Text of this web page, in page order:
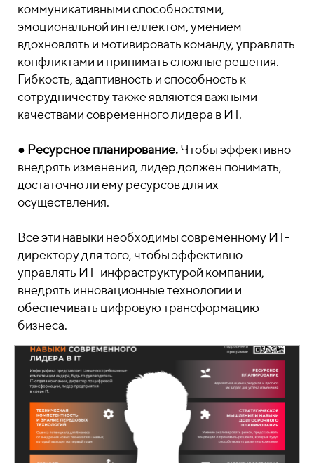
коммуникативными способностями,
эмоциональной интеллектом, умением
вдохновлять и мотивировать команду, управлять
конфликтами и принимать сложные решения.
Гибкость, адаптивность и способность к
сотрудничеству также являются важными
качествами современного лидера в ИТ.
● Ресурсное планирование.Чтобы эффективно
внедрять изменения, лидер должен понимать,
достаточно ли ему ресурсов для их
осуществления.
Все эти навыки необходимы современному ИТ-
директору для того, чтобы эффективно
управлять ИТ-инфраструктурой компании,
внедрять инновационные технологии и
обеспечивать цифровую трансформацию
бизнеса.